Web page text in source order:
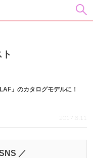
」のカタログモデルに！
2017.8.11
／